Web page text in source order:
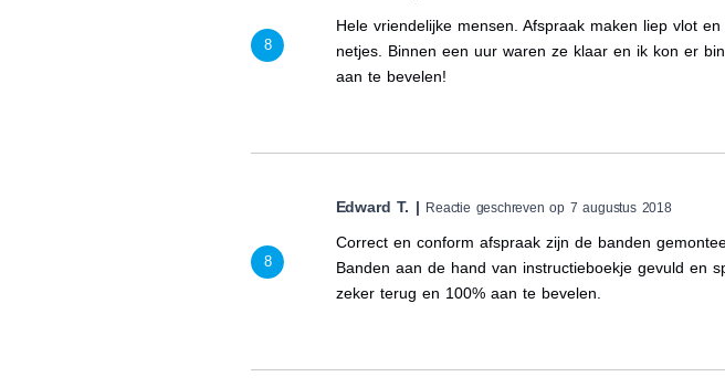
8
Hele vriendelijke mensen. Afspraak maken liep vlot
netjes. Binnen een uur waren ze klaar en ik kon er
aan te bevelen!
8
Edward T. | Reactie geschreven op 7 augustus 2018
Correct en conform afspraak zijn de banden
Banden aan de hand van instructieboekje gevuld en
zeker terug en 100% aan te bevelen.